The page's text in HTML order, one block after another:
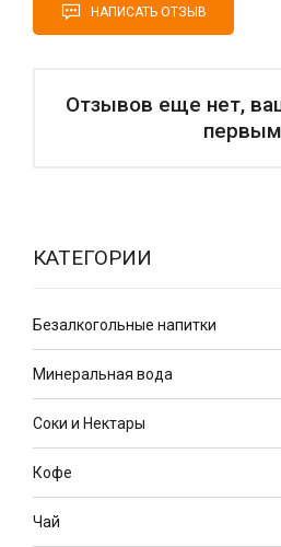
НАПИСАТЬ ОТЗЫВ
Отзывов еще нет,
КАТЕГОРИИ
Безалкогольные напитки
Минеральная вода
Соки и Нектары
Кофе
Чай